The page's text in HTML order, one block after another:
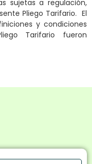
sujetas a regulación,
Pliego Tarifario. El
y condiciones
Tarifario fueron